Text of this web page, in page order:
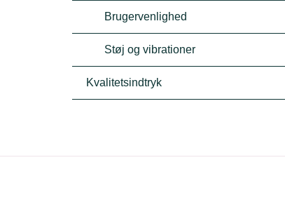
Brugervenlighed
Støj og vibrationer
Kvalitetsindtryk